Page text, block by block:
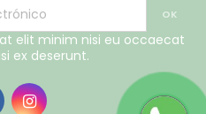
elit minim nisi eu occaecat
ex deserunt.